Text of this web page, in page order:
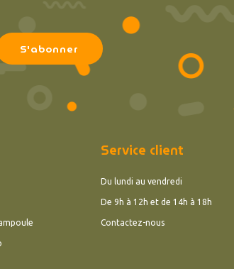
Service client
Du lundi au vendredi
De 9h à 12h et de 14h à 18h
Contactez-nous